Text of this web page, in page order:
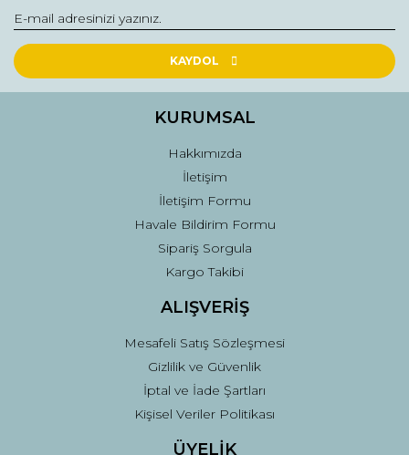
Ürün fiyatı diğer sitelerden daha pahalı.
Bu ürüne benzer farklı alternatifler olmalı.
Gönder
KAYDOL
KURUMSAL
Hakkımızda
İletişim
İletişim Formu
Havale Bildirim Formu
Sipariş Sorgula
Kargo Takibi
ALIŞVERİŞ
Mesafeli Satış Sözleşmesi
Gizlilik ve Güvenlik
İptal ve İade Şartları
Kişisel Veriler Politikası
ÜYELİK